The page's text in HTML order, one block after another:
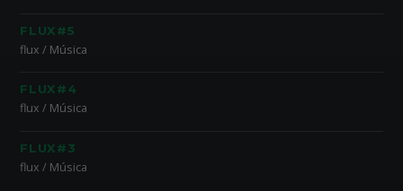
FLUX#5
flux / Música
FLUX#4
flux / Música
FLUX#3
flux / Música